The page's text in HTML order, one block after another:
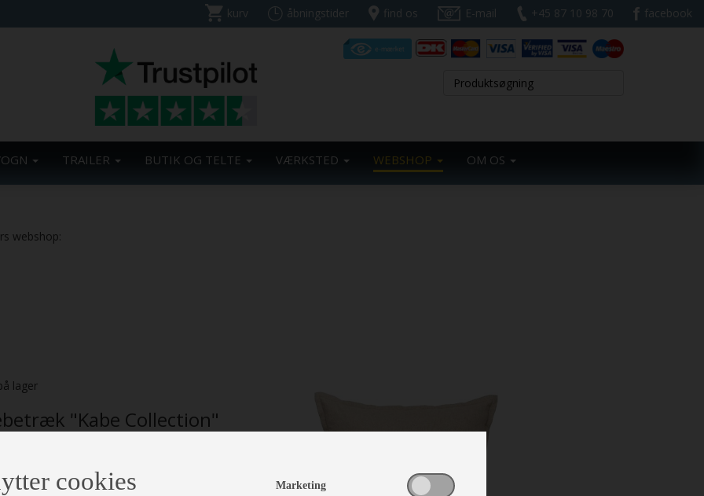
kurv åbningstider find os E-mail +45 87 10 98 70 facebook
TRAILER BUTIK OG TELTE VÆRKSTED WEBSHOP OM OS
webshop:
lager
"Kabe Collection"
CKA570657cookies Marketing